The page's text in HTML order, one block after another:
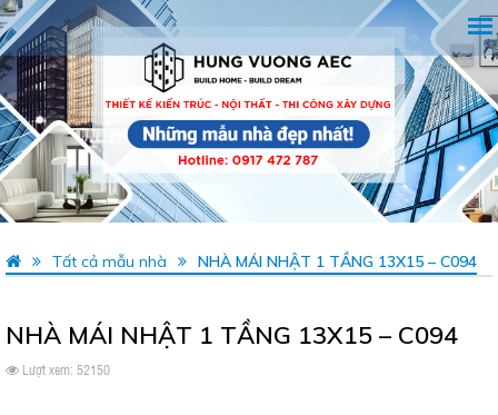
Tất cả mẫu nhà NHÀ MÁI NHẬT 1 TẦNG 13X15 – C094
NHÀ MÁI NHẬT 1 TẦNG 13X15 – C094
Lượt xem: 52150